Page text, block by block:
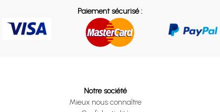
Paiement sécurisé :
Notre société
Mieux nous connaître